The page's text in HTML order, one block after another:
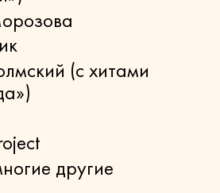
(с хитами
другие